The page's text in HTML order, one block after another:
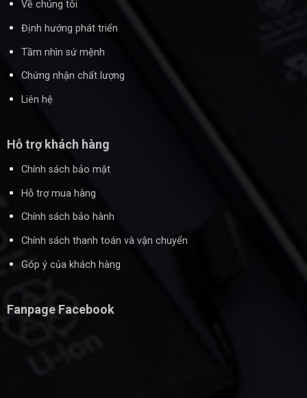
Về chúng tôi
Định hướng phát triển
Tầm nhìn sứ mệnh
Chứng nhận chất lượng
Liên hệ
Hỗ trợ khách hàng
Chính sách bảo mật
Hỗ trợ mua hàng
Chính sách bảo hành
Chính sách thanh toán và vận chuyển
Góp ý của khách hàng
Fanpage Facebook